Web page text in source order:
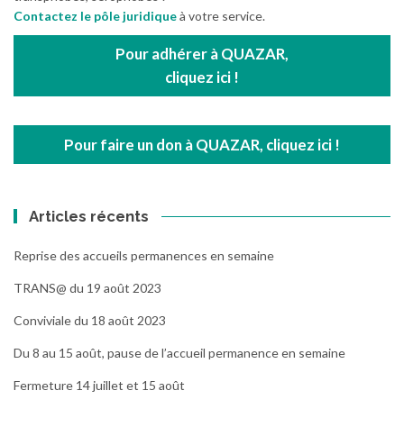
Contactez le pôle juridiqueà votre service.
Pour adhérer à QUAZAR,
cliquez ici !
Pour faire un don à QUAZAR, cliquez ici !
Articles récents
Reprise des accueils permanences en semaine
TRANS@ du 19 août 2023
Conviviale du 18 août 2023
Du 8 au 15 août, pause de l’accueil permanence en semaine
Fermeture 14 juillet et 15 août